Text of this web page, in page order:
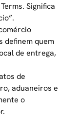
Significa
definem quem
de entrega,
de
aduaneiros e
o